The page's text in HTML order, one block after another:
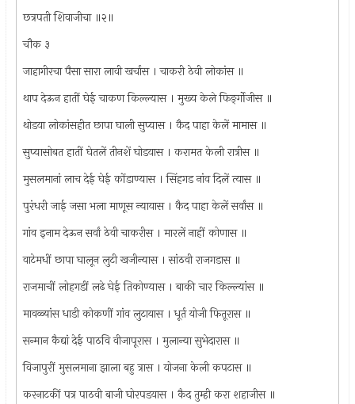
छत्रपती शिवाजीचा ॥२॥
चौक ३
जाहागीरचा पैसा सारा लावी खर्चास । चाकरी ठेवी लोकांस ॥
थाप देऊन हातीं घेई चाकण किल्ल्यास । मुख्य केले फिङ्‌र्गोजीस ॥
थोडया लोकांसहीत छापा घाली सुप्यास । कैद पाहा केलें मामास ॥
सुप्यासोबत हातीं घेतलें तीनशें घोडयास । करामत केली रात्रीस ॥
मुसलमानां लाच देई घेई कोंडाण्यास । सिंहगड नांव दिलें त्यास ॥
पुरंधरी जाई जसा भला माणूस न्यायास । कैद पाहा केलें सर्वांस ॥
गांव इनाम देऊन सर्वां ठेवी चाकरीस । मारलें नाहीं कोणास ॥
वाटेमधीं छापा घालून लुटी खजीन्यास । सांठवी राजगडास ॥
राजमाचीं लोहगडीं लढे घेई तिकोण्यास । बाकी चार किल्ल्यांस ॥
मावळ्यांस धाडी कोकणीं गांव लुटायास । धूर्त योजी फितूरास ॥
सन्मान कैद्यां देई पाठवि वीजापूरास । मुलान्या सुभेदारास ॥
विजापुरीं मुसलमाना झाला बहु त्रास । योजना केली कपटास ॥
करनाटकीं पत्र पाठवी बाजी घोरपडयास । कैद तुम्ही करा शहाजीस ॥